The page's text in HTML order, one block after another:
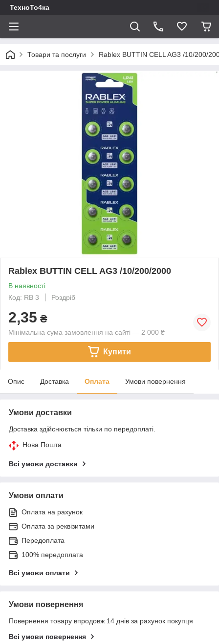
ТехноТо4ка
Товари та послуги Rablex BUTTIN CELL AG3 /10/200/
Rablex BUTTIN CELL AG3 /10/200/2000
В наявності
Код: RB 3
Роздріб
2,35 ₴
Мінімальна сума замовлення на сайті — 2 000 ₴
Купити
Опис Доставка Оплата Умови повернення
Умови доставки
Доставка здійснюється тільки по передоплаті.
Нова Пошта
Всі умови доставки
Умови оплати
Оплата на рахунок
Оплата за реквізитами
Передоплата
100% передоплата
Всі умови оплати
Умови повернення
Повернення товару впродовж 14 днів за рахунок покупця
Всі умови повернення